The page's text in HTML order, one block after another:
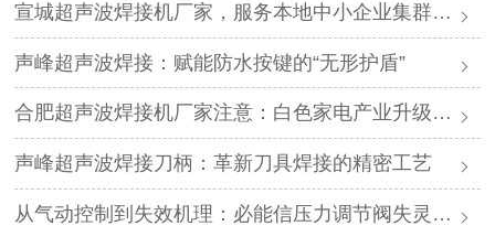
宣城超声波焊接机厂家，服务本地中小企业集群，声峰ODM贴牌助您轻装上阵
声峰超声波焊接：赋能防水按键的“无形护盾”
合肥超声波焊接机厂家注意：白色家电产业升级，声峰源头工厂诚邀加盟
声峰超声波焊接刀柄：革新刀具焊接的精密工艺
从气动控制到失效机理：必能信压力调节阀失灵的深度解析与专业修复